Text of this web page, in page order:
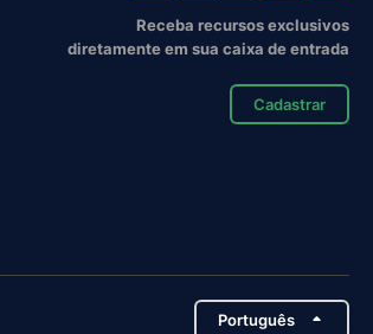
Receba recursos exclusivos
diretamente em sua caixa de entrada
Cadastrar
Português